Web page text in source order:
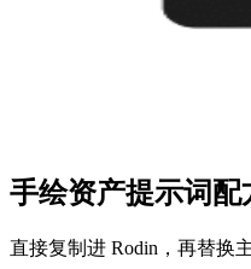
手绘资产提示词配
直接复制进 Rodin，再替换